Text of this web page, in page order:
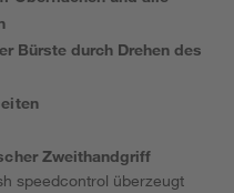
Bürste durch Drehen des
Zweithandgriff
speedcontrol überzeugt